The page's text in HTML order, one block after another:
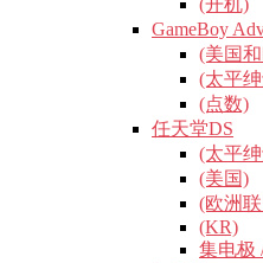
(开机)
GameBoy
(美国
(太平
(点数)
任天堂DS
(太平
(美国)
(欧洲
(KR)
集电极